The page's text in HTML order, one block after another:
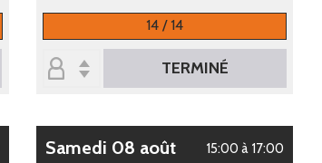
14 / 14
TERMINÉ
samedi 08 août 15:00 à 17:00